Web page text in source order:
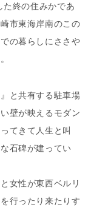
た終の住みかであ
市東海岸南のこの
の暮らしにささや
と共有する駐車場
壁が映えるモダン
てきて人生と叫
石碑が建ってい
女性が東西ベルリ
行ったり来たりす